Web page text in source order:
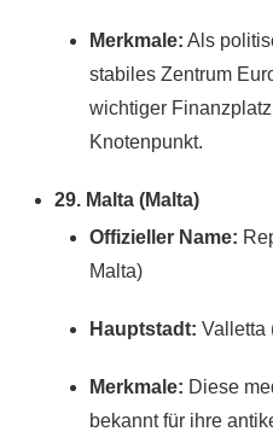
Merkmale: Als
stabiles Zentrum
wichtiger
Knotenpunkt.
29. Malta (Malta)
Offizieller Name:
Malta)
Hauptstadt: Valletta
Merkmale: Diese
bekannt für ihre